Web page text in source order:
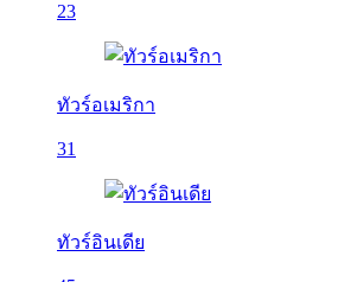
23
ทัวร์อเมริกา
31
ทัวร์อินเดีย